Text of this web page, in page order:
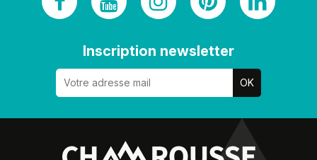
Inscription newsletter